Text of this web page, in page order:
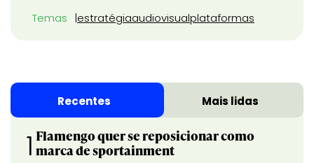
Temas estratégiaaudiovisualplataformas
Recentes Mais lidas
1 Flamengo quer se reposicionar como
marca de sportainment